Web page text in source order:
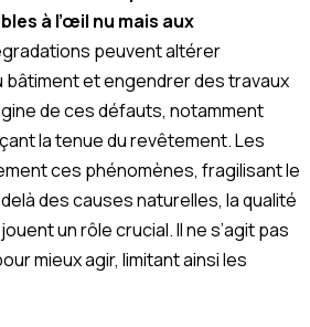
à l’œil nu mais aux
peuvent altérer
et engendrer des travaux
de ces défauts, notamment
la tenue du revêtement. Les
ces phénomènes, fragilisant le
des causes naturelles, la qualité
jouent un rôle crucial. Il ne s’agit pas
mieux agir, limitant ainsi les